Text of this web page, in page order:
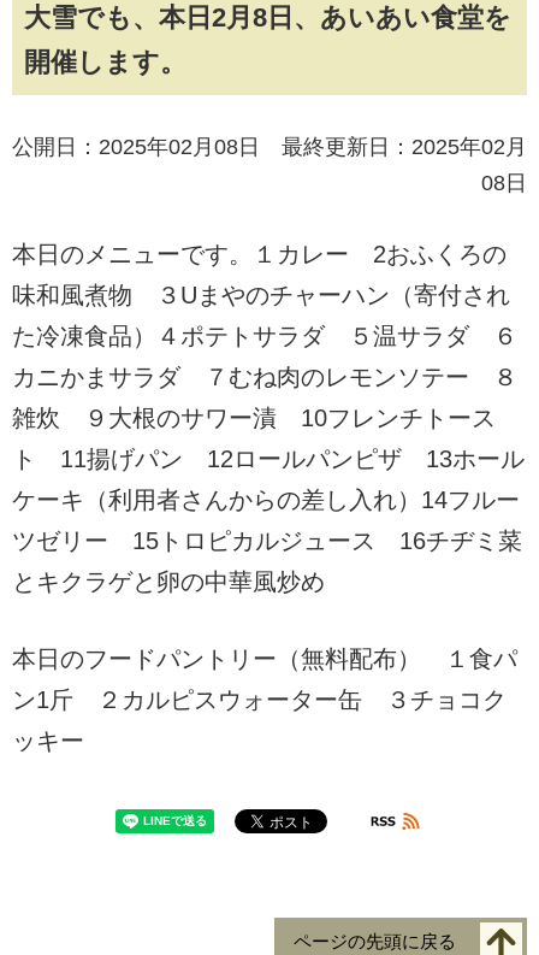
大雪でも、本日2月8日、あいあい食堂を
開催します。
公開日：2025年02月08日 最終更新日：2025年02月
08日
本日のメニューです。１カレー 2おふくろの
味和風煮物 ３Uまやのチャーハン（寄付され
た冷凍食品）４ポテトサラダ ５温サラダ ６
カニかまサラダ ７むね肉のレモンソテー ８
雑炊 ９大根のサワー漬 10フレンチトース
ト 11揚げパン 12ロールパンピザ 13ホール
ケーキ（利用者さんからの差し入れ）14フルー
ツゼリー 15トロピカルジュース 16チヂミ菜
とキクラゲと卵の中華風炒め
本日のフードパントリー（無料配布） １食パ
ン1斤 ２カルピスウォーター缶 ３チョコク
ッキー
ページの先頭に戻る